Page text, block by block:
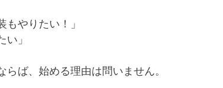
もやりたい！」
い」
ば、始める理由は問いません。